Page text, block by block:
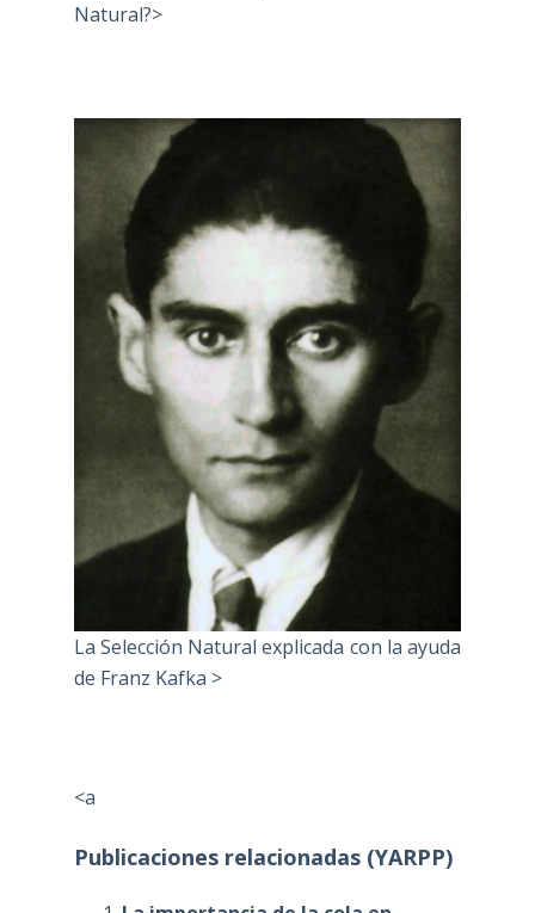
Natural?>
La Selección Natural explicada con la ayuda
de Franz Kafka >
<a
Publicaciones relacionadas (YARPP)